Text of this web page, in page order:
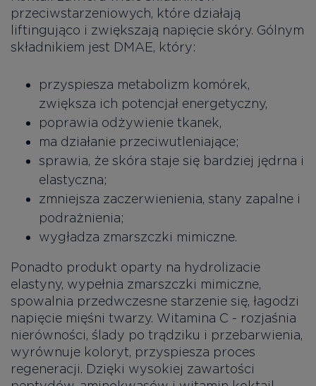
przeciwstarzeniowych, które działają
liftingująco i zwiększają napięcie skóry. Gólnym
składnikiem jest DMAE, który:
przyspiesza metabolizm komórek,
zwiększa ich potencjał energetyczny,
poprawia odżywienie tkanek,
ma działanie przeciwutleniające;
sprawia, że skóra staje się bardziej jędrna i
elastyczna;
zmniejsza zaczerwienienia, stany zapalne i
podrażnienia;
wygładza zmarszczki mimiczne.
Ponadto produkt oparty na hydrolizacie
elastyny, wypełnia zmarszczki mimiczne,
spowalnia przedwczesne starzenie się, łagodzi
napięcie mięśni twarzy. Witamina C - rozjaśnia
nierówności, ślady po trądziku i przebarwienia,
wyrównuje koloryt, przyspiesza proces
regeneracji. Dzięki wysokiej zawartości